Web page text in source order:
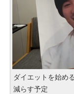
ダイエットを始め
減らす予定